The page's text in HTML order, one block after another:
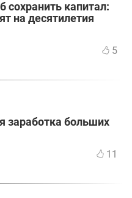
сохранить капитал:
на десятилетия
5
заработка больших
11